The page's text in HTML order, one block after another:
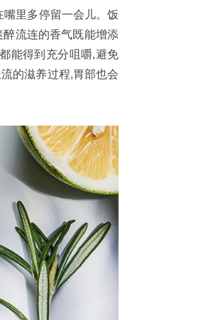
里多停留一会儿。饭
流连的香气既能增添
能得到充分咀嚼,避免
的滋养过程,胃部也会